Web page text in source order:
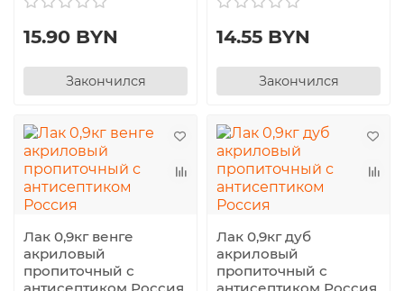
15.90 BYN
Закончился
14.55 BYN
Закончился
Лак 0,9кг венге
акриловый
пропиточный с
Лак 0,9кг дуб
акриловый
пропиточный с